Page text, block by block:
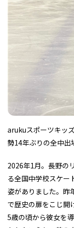
パン
レジャー・スポー
ツ施設
その他
脱毛
その他
幼稚園
arukuスポーツキッ
勢14年ぶりの全中出
2026年1月。長野の
る全国中学校スケー
姿がありました。昨
で歴史の扉をこじ開
5歳の頃から彼女を